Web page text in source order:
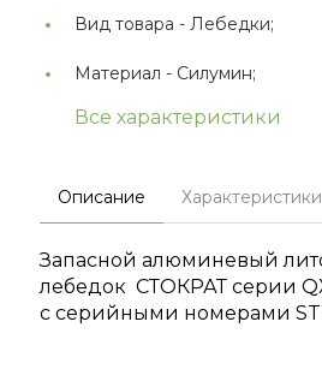
Вид товара - Лебедки;
Материал - Силумин;
Все характеристики
Описание Характеристики
Запасной алюминевый
лебедок СТОКРАТ серии
с серийными номерами